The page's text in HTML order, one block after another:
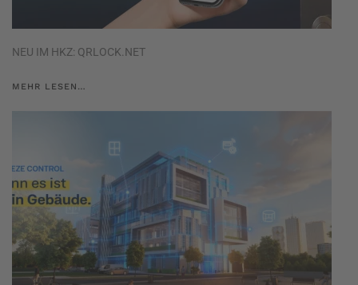
NEU IM HKZ: QRLOCK.NET
MEHR LESEN…